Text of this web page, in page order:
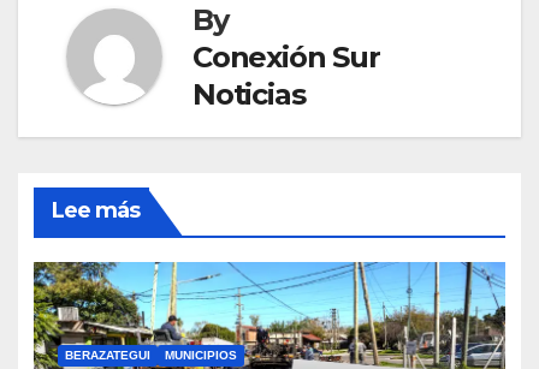
By
Conexión Sur
Noticias
Lee más
BERAZATEGUI MUNICIPIOS